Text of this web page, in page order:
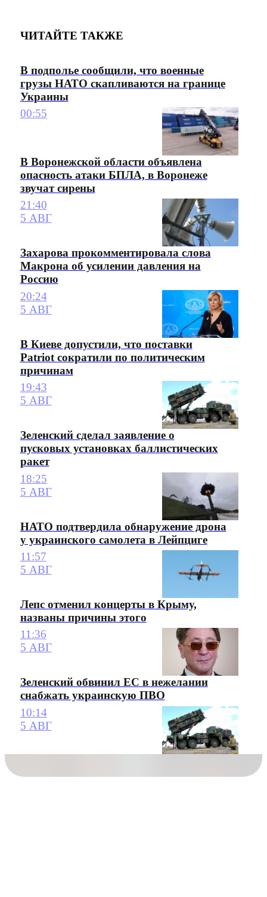
ЧИТАЙТЕ ТАКЖЕ
В подполье сообщили, что военные
грузы НАТО скапливаются на границе
Украины
00:55
В Воронежской области объявлена
опасность атаки БПЛА, в Воронеже
звучат сирены
21:40
5 АВГ
Захарова прокомментировала слова
Макрона об усилении давления на
Россию
20:24
5 АВГ
В Киеве допустили, что поставки
Patriot сократили по политическим
причинам
19:43
5 АВГ
Зеленский сделал заявление о
пусковых установках баллистических
ракет
18:25
5 АВГ
НАТО подтвердила обнаружение дрона
у украинского самолета в Лейпциге
11:57
5 АВГ
Лепс отменил концерты в Крыму,
названы причины этого
11:36
5 АВГ
Зеленский обвинил ЕС в нежелании
снабжать украинскую ПВО
10:14
5 АВГ